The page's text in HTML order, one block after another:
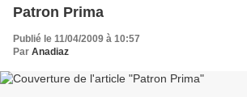
Patron Prima
Publié le 11/04/2009 à 10:57
Par Anadiaz